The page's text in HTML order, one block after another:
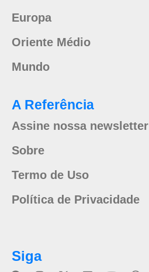
Europa
Oriente Médio
Mundo
A Referência
Assine nossa newsletter
Sobre
Termo de Uso
Política de Privacidade
Siga